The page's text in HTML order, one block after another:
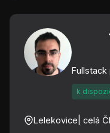
k
Lelekovice | celá